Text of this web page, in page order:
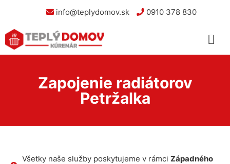
info@teplydomov.sk 0910 378 830
Zapojenie radiátorov
Petržalka
Všetky naše služby poskytujeme v rámci Západného